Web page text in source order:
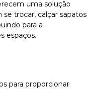
uma solução
se trocar, calçar sapatos
para a
espaços.
para proporcionar